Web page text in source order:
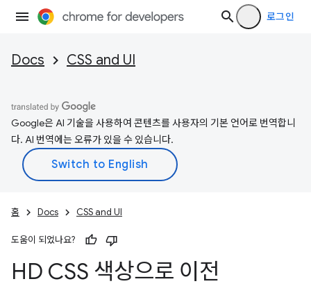
로그인
Docs CSS and UI
Google은 AI 기술을 사용하여 콘텐츠를 사용자의 기본 언어로 번역합니
다. AI 번역에는 오류가 있을 수 있습니다.
홈 Docs CSS and UI
도움이 되었나요?
HD CSS 색상으로 이전